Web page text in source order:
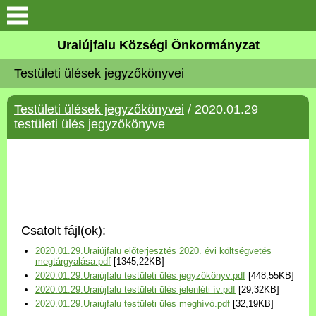
Köszöntő
Elérhetőségek
Uraiújfalu
Választási információk
Versenyképes Járások
Program
Uraiújfalu Községi Önkormányzat
Testületi ülések jegyzőkönyvei
Testületi ülések jegyzőkönyvei / 2020.01.29
testületi ülés jegyzőkönyve
Csatolt fájl(ok):
2020.01.29.Uraiújfalu előterjesztés 2020. évi költségvetés
megtárgyalása.pdf [1345,22KB]
2020.01.29.Uraiújfalu testületi ülés jegyzőkönyv.pdf [448,55KB]
2020.01.29.Uraiújfalu testületi ülés jelenléti ív.pdf [29,32KB]
2020.01.29.Uraiújfalu testületi ülés meghívó.pdf [32,19KB]